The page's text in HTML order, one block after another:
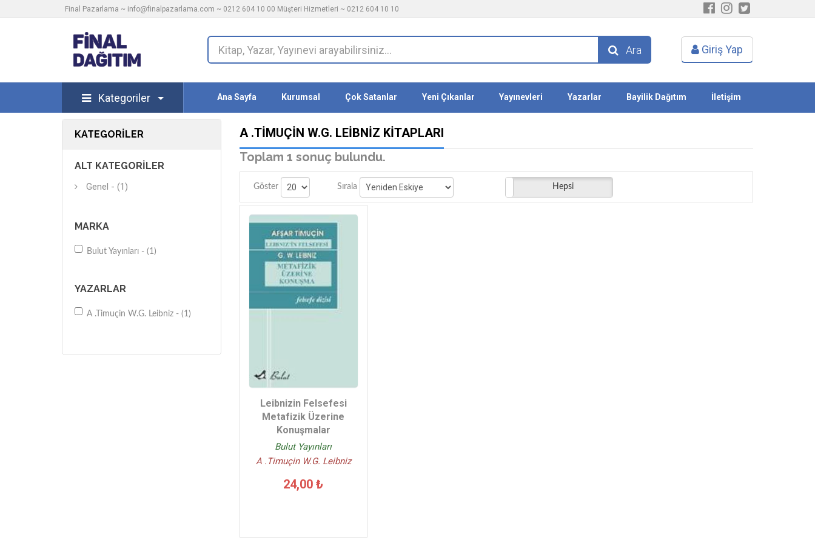
Final Pazarlama ~ info@finalpazarlama.com ~ 0212 604 10 00 Müşteri Hizmetleri ~ 0212 604 10 10
Ara Giriş Yap
Kategoriler Ana Sayfa Kurumsal Çok Satanlar Yeni Çıkanlar Yayınevleri Yazarlar Bayilik Dağıtım İletişim
KATEGORILER
ALT KATEGORILER
Genel - (1)
MARKA
Bulut Yayınları - (1)
YAZARLAR
A .Timuçin W.G. Leibniz - (1)
A .TIMUÇIN W.G. LEIBNIZ KITAPLARI
Toplam 1 sonuç bulundu.
Göster Sırala Stoktakiler Hepsi
Leibnizin Felsefesi
Metafizik Üzerine
Konuşmalar
Bulut Yayınları
A .Timuçin W.G. Leibniz
24,00 ₺